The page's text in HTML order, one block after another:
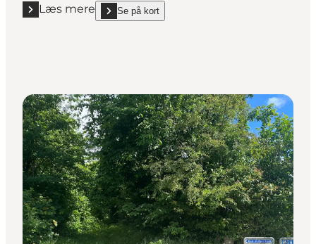
Læs mere
Læs mere "Sønderskov Hovedgård og have"
Se på kort
show Sønderskov Hovedgård og have on_map